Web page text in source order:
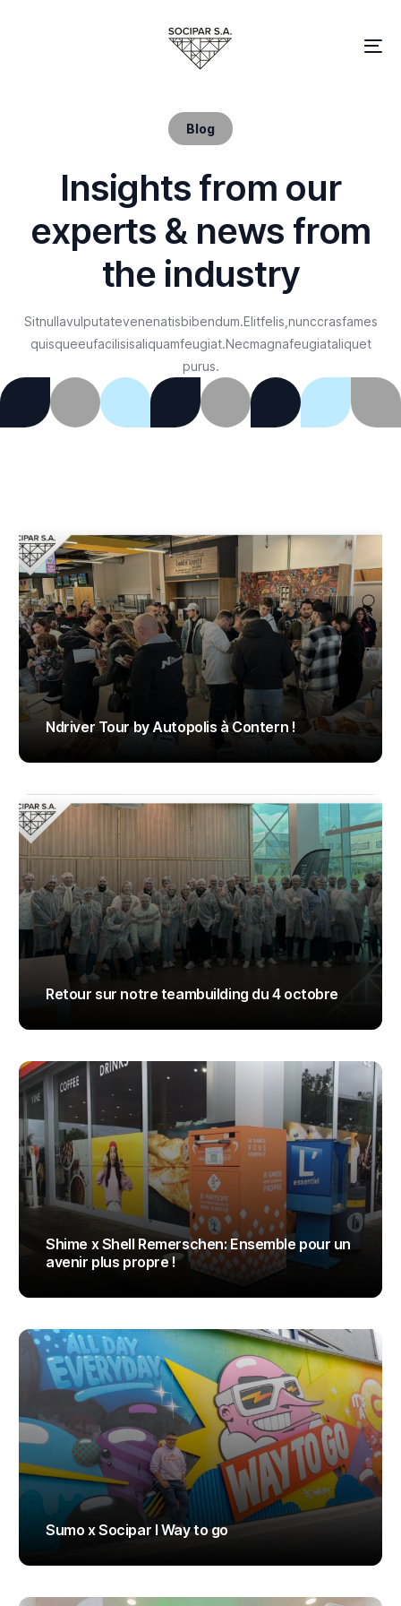
Blog
Insights from our
experts & news from
the industry
Sitnullavulputatevenenatisbibendum.Elitfelis, nunccrasfames
quisqueeufacilisisaliquamfeugiat.Necmagnafeugiataliquet
purus.
Ndriver Tour by Autopolis à Contern !
Retour sur notre teambuilding du 4 octobre
Shime x Shell Remerschen: Ensemble pour un
avenir plus propre !
Sumo x Socipar I Way to go